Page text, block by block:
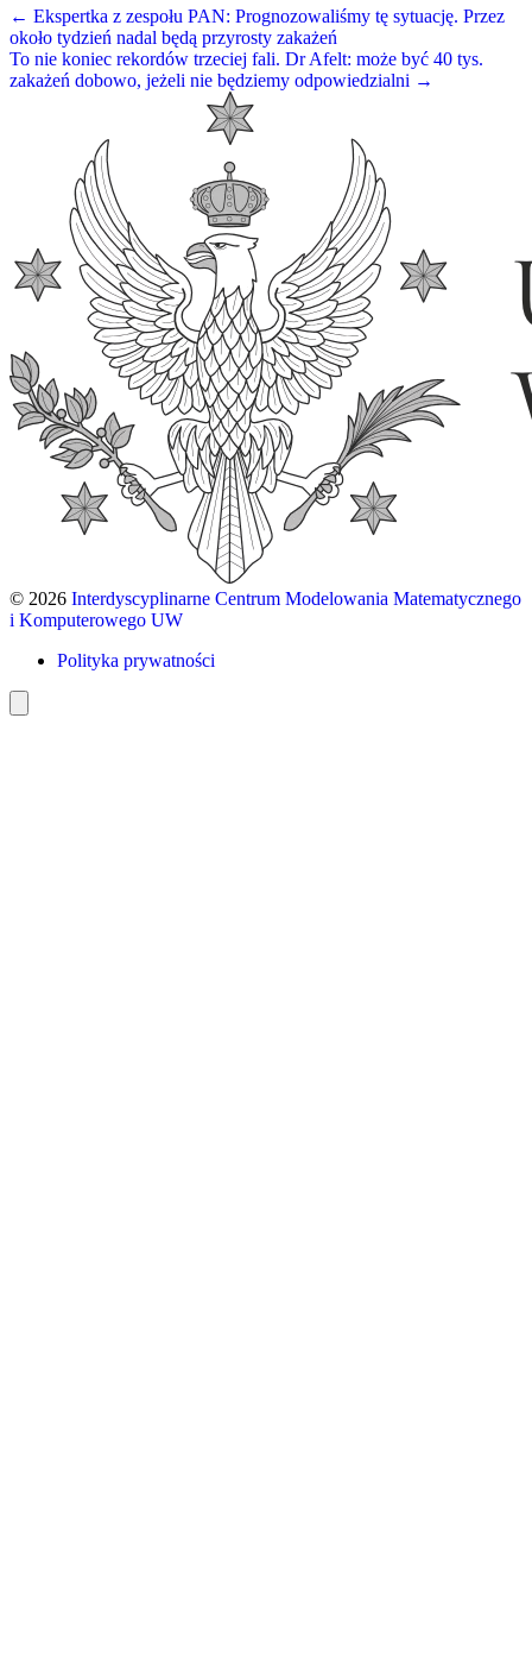
← Ekspertka z zespołu PAN: Prognozowaliśmy tę sytuację. Przez
około tydzień nadal będą przyrosty zakażeń
To nie koniec rekordów trzeciej fali. Dr Afelt: może być 40 tys.
zakażeń dobowo, jeżeli nie będziemy odpowiedzialni →
© 2026 Interdyscyplinarne Centrum Modelowania Matematycznego
i Komputerowego UW
Polityka prywatności